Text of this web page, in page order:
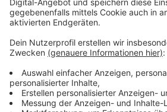
Der Eintritt ist wie immer frei,
geht's ab 15 Uhr. Das Feuerwerk
um 22:30 Uhr
Im letzten Jahr kamen knapp
Freiluftkonzerten.